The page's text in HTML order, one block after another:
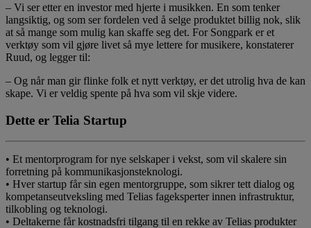
– Vi ser etter en investor med hjerte i musikken. En som tenker
langsiktig, og som ser fordelen ved å selge produktet billig nok, slik
at så mange som mulig kan skaffe seg det. For Songpark er et
verktøy som vil gjøre livet så mye lettere for musikere, konstaterer
Ruud, og legger til:
– Og når man gir flinke folk et nytt verktøy, er det utrolig hva de kan
skape. Vi er veldig spente på hva som vil skje videre.
Dette er Telia Startup
• Et mentorprogram for nye selskaper i vekst, som vil skalere sin
forretning på kommunikasjonsteknologi.
• Hver startup får sin egen mentorgruppe, som sikrer tett dialog og
kompetanseutveksling med Telias fageksperter innen infrastruktur,
tilkobling og teknologi.
• Deltakerne får kostnadsfri tilgang til en rekke av Telias produkter